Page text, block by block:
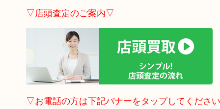
▽店頭査定のご案内▽
▽お電話の方は下記バナーをタップしてくださ